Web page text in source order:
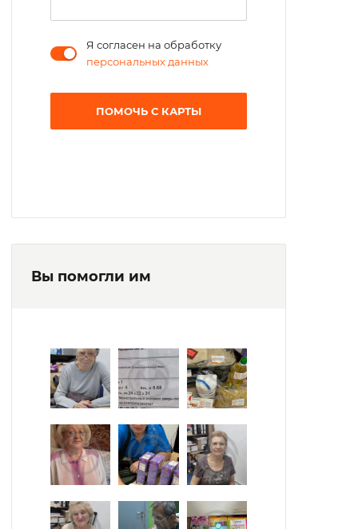
Я согласен на обработку
персональных данных
ПОМОЧЬ С КАРТЫ
Вы помогли им